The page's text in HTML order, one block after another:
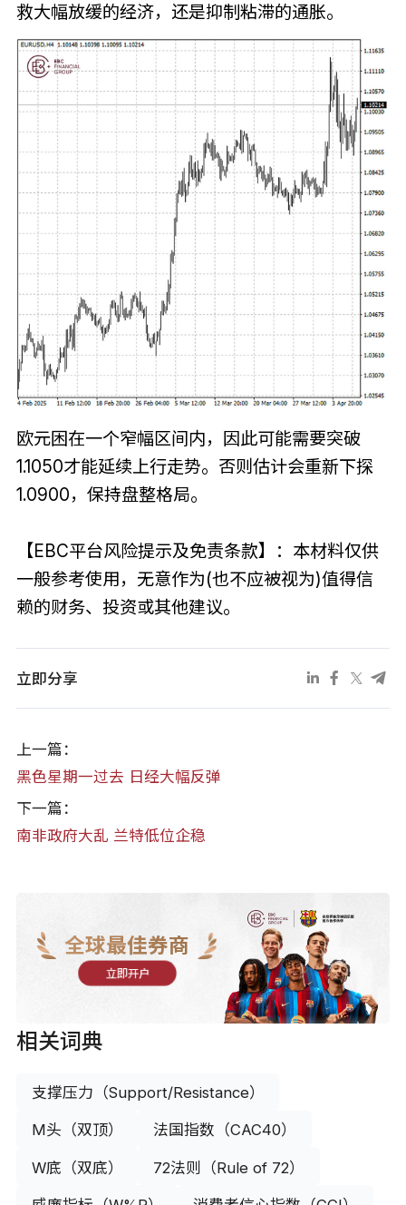
救大幅放缓的经济，还是抑制粘滞的通胀。
欧元困在一个窄幅区间内，因此可能需要突破
1.1050才能延续上行走势。否则估计会重新下探
1.0900，保持盘整格局。
【EBC平台风险提示及免责条款】：本材料仅供
一般参考使用，无意作为(也不应被视为)值得信
赖的财务、投资或其他建议。
立即分享
上一篇：
黑色星期一过去 日经大幅反弹
下一篇：
南非政府大乱 兰特低位企稳
全球最佳券商
立即开户
相关词典
支撑压力（Support/Resistance）
M头（双顶） 法国指数（CAC40）
W底（双底） 72法则（Rule of 72）